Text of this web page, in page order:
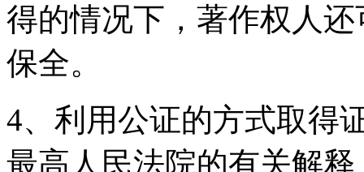
得的情况下，著作权人
保全。
4、利用公证的方式取得
最高人民法院的有关解